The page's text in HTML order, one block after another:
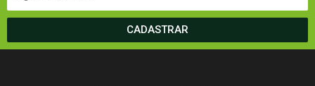
CADASTRAR